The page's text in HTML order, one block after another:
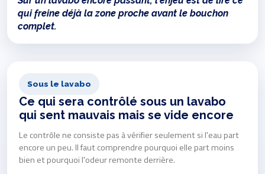
qui freine déjà la zone proche avant le bouchon
complet.
Sous le lavabo
Ce qui sera contrôlé sous un lavabo
qui sent mauvais mais se vide encore
Le contrôle ne consiste pas à vérifier seulement si l'eau part
encore un peu. Il faut comprendre pourquoi elle part moins
bien et pourquoi l'odeur remonte derrière.